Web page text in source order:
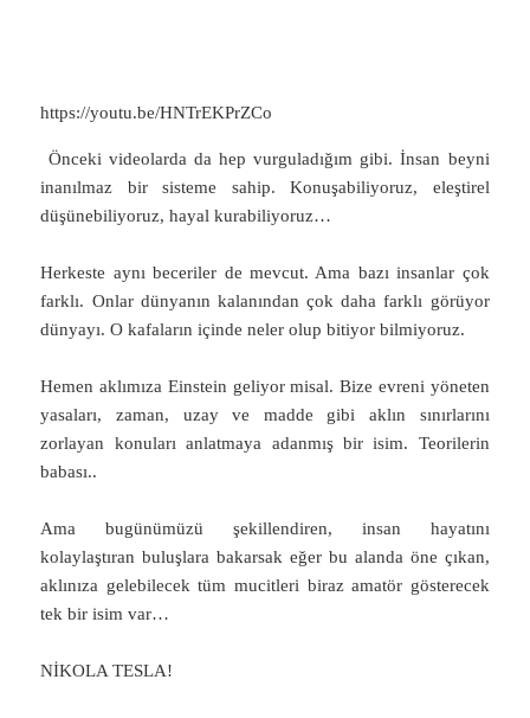
https://youtu.be/HNTrEKPrZCo
Önceki videolarda da hep vurguladığım gibi. İnsan beyni
inanılmaz bir sisteme sahip. Konuşabiliyoruz, eleştirel
düşünebiliyoruz, hayal kurabiliyoruz…
Herkeste aynı beceriler de mevcut. Ama bazı insanlar çok
farklı. Onlar dünyanın kalanından çok daha farklı görüyor
dünyayı. O kafaların içinde neler olup bitiyor bilmiyoruz.
Hemen aklımıza Einstein geliyor misal. Bize evreni yöneten
yasaları, zaman, uzay ve madde gibi aklın sınırlarını
zorlayan konuları anlatmaya adanmış bir isim. Teorilerin
babası..
Ama bugünümüzü şekillendiren, insan hayatını
kolaylaştıran buluşlara bakarsak eğer bu alanda öne çıkan,
aklınıza gelebilecek tüm mucitleri biraz amatör gösterecek
tek bir isim var…
NİKOLA TESLA!